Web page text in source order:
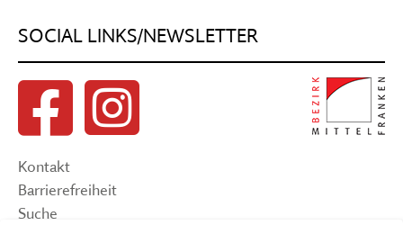
SOCIAL LINKS/NEWSLETTER
Kontakt
Barrierefreiheit
Suche